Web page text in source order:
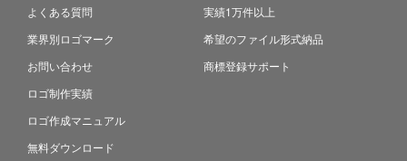
よくある質問
業界別ロゴマーク
お問い合わせ
ロゴ制作実績
ロゴ作成マニュアル
無料ダウンロード
実績1万件以上
希望のファイル形式納品
商標登録サポート